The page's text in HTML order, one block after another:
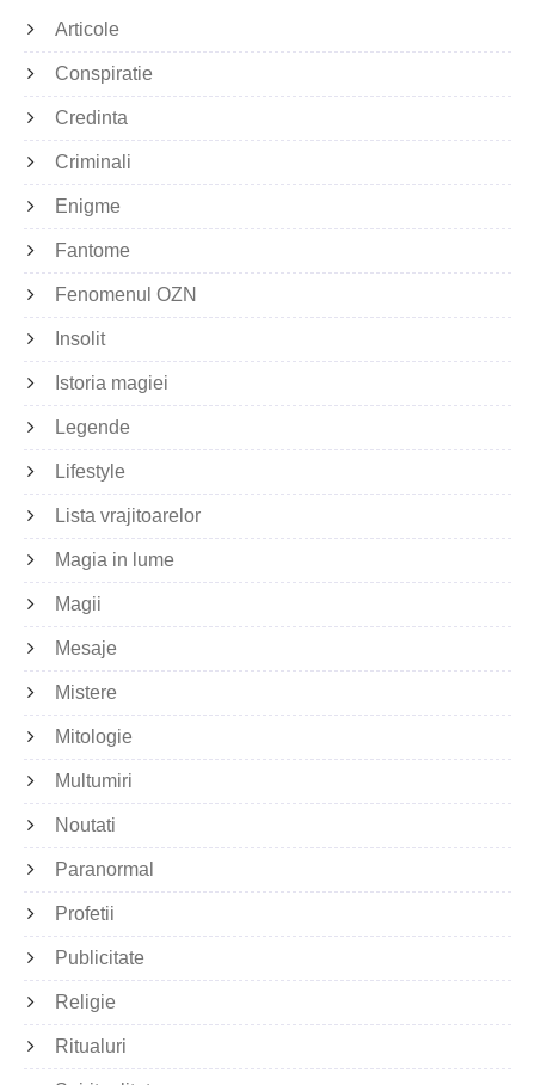
Articole
Conspiratie
Credinta
Criminali
Enigme
Fantome
Fenomenul OZN
Insolit
Istoria magiei
Legende
Lifestyle
Lista vrajitoarelor
Magia in lume
Magii
Mesaje
Mistere
Mitologie
Multumiri
Noutati
Paranormal
Profetii
Publicitate
Religie
Ritualuri